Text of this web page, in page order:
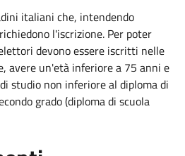
italiani che, intendendo
l'iscrizione. Per poter
devono essere iscritti nelle
avere un'età inferiore a 75 anni e
studio non inferiore al diploma di
grado (diploma di scuola